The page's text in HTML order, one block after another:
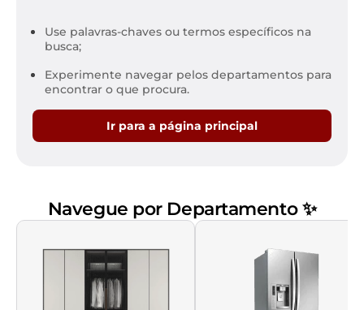
Use palavras-chaves ou termos específicos na
busca;
Experimente navegar pelos departamentos para
encontrar o que procura.
Ir para a página principal
Navegue por Departamento ✨